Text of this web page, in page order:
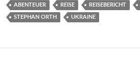
ABENTEUER REISE REISEBERICHT
STEPHAN ORTH UKRAINE